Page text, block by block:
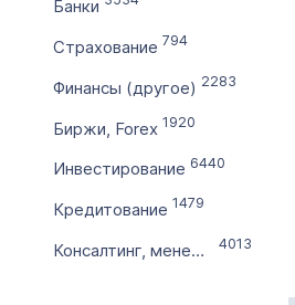
Цена домена в ₽
от
до
Без цены
Банки
Страхование 794
Финансы (другое) 2283
Биржи, Forex 1920
Инвестирование 6440
Кредитование 1479
Консалтинг, менеджмент 4013